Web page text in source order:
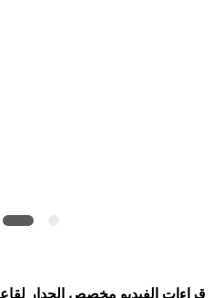
قراءات الفيديو مخصص الجدار